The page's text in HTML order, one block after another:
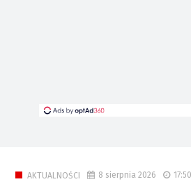
AKTUALNOŚCI 8 sierpnia 2026 17:50